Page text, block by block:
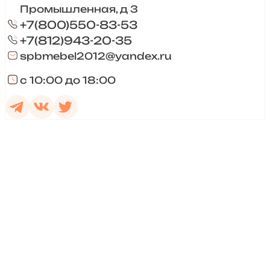
Промышленная, д 3
+7(800)550-83-53
+7(812)943-20-35
spbmebel2012@yandex.ru
с 10:00 до 18:00